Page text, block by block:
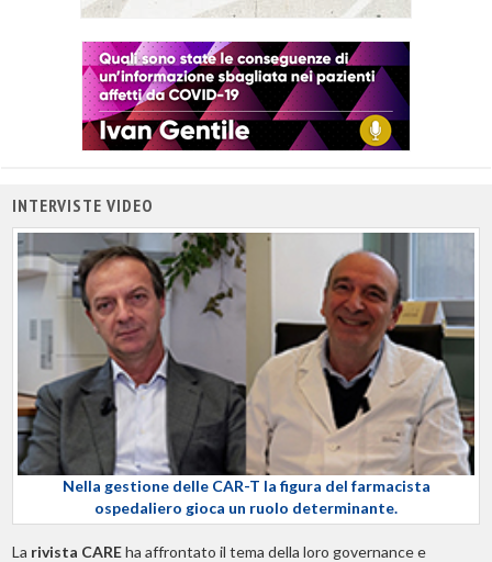
INTERVISTE VIDEO
Nella gestione delle CAR-T la figura del farmacista
ospedaliero gioca un ruolo determinante.
La rivista CAREha affrontato il tema della loro governance e